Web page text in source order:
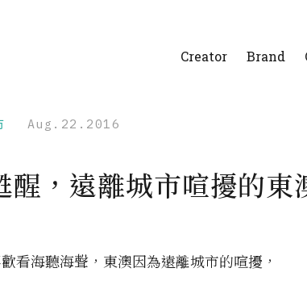
Creator Brand
Aug.22.2016
醒，遠離城市喧擾的東
看海聽海聲，東澳因為遠離城市的喧擾，